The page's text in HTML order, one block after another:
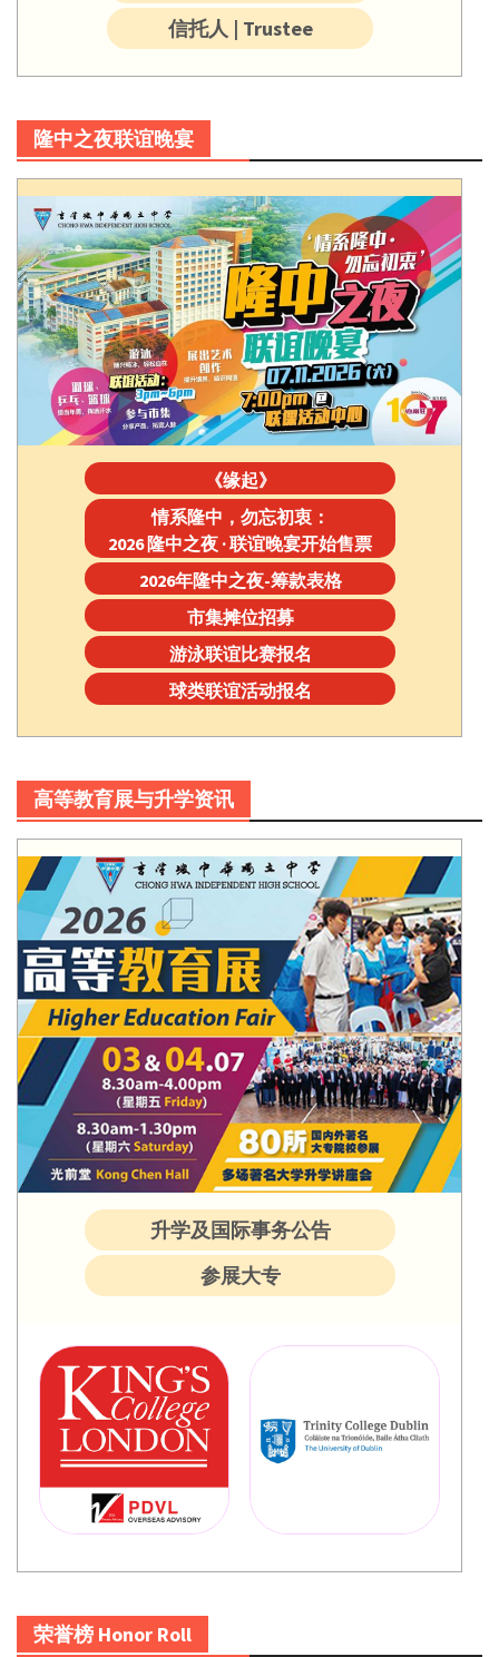
信托人 | Trustee
隆中之夜联谊晚宴
《缘起》
情系隆中，勿忘初衷：
2026 隆中之夜 · 联谊晚宴开始售票
2026年隆中之夜-筹款表格
市集摊位招募
游泳联谊比赛报名
球类联谊活动报名
高等教育展与升学资讯
升学及国际事务公告
参展大专
荣誉榜 Honor Roll